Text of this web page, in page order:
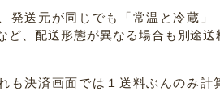
発送元が同じでも「常温と冷蔵」
ど、配送形態が異なる場合も別途送
も決済画面では１送料ぶんのみ計